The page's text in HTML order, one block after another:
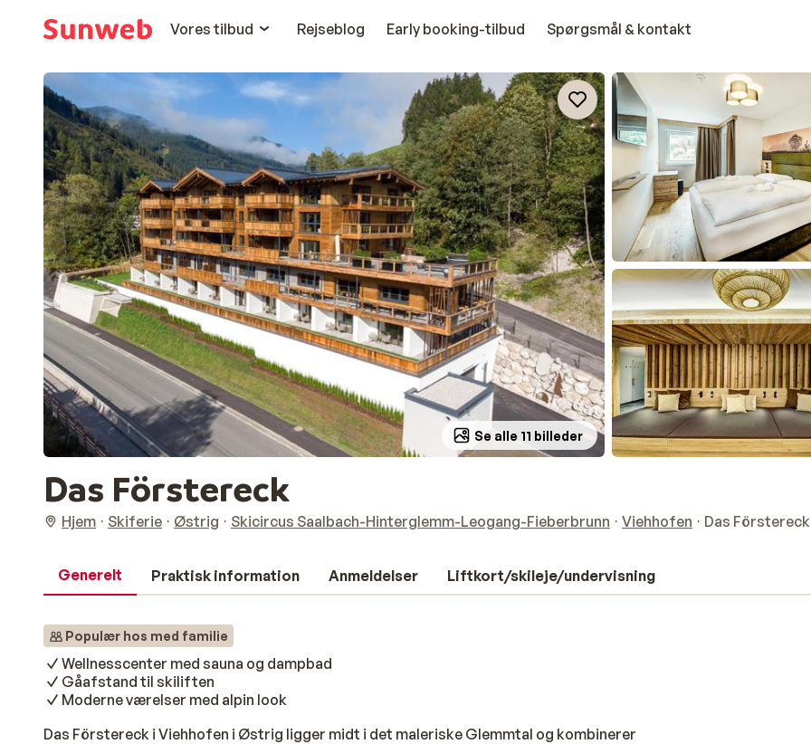
Vores tilbud
Rejseblog Early booking-tilbud Spørgsmål & kontakt
Se alle 11 billeder
Das Förstereck
Hjem Skiferie Østrig Skicircus Saalbach-Hinterglemm-Leogang-Fieberbrunn Viehhofen Das Förstereck
Generelt Praktisk information Anmeldelser Liftkort/skileje/undervisning
Populær hos med familie
Wellnesscenter med sauna og dampbad
Gåafstand til skiliften
Moderne værelser med alpin look
Das Förstereck i Viehhofen i Østrig ligger midt i det maleriske Glemmtal og kombinerer